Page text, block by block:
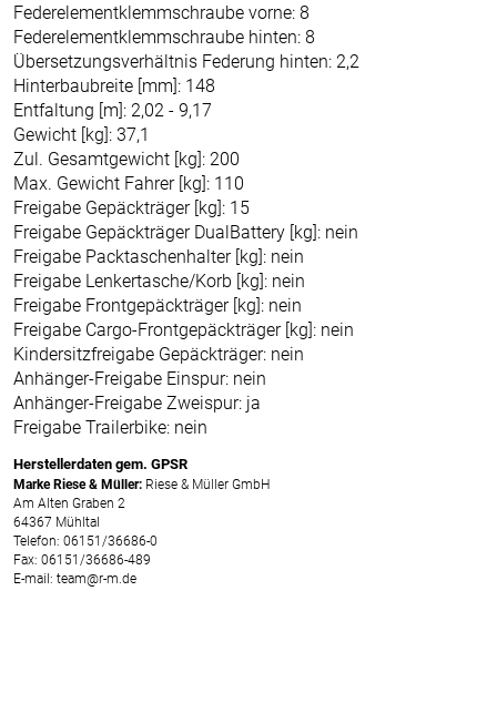
Federelementklemmschraube vorne: 8
Federelementklemmschraube hinten: 8
Übersetzungsverhältnis Federung hinten: 2,2
Hinterbaubreite [mm]: 148
Entfaltung [m]: 2,02 - 9,17
Gewicht [kg]: 37,1
Zul. Gesamtgewicht [kg]: 200
Max. Gewicht Fahrer [kg]: 110
Freigabe Gepäckträger [kg]: 15
Freigabe Gepäckträger DualBattery [kg]: nein
Freigabe Packtaschenhalter [kg]: nein
Freigabe Lenkertasche/Korb [kg]: nein
Freigabe Frontgepäckträger [kg]: nein
Freigabe Cargo-Frontgepäckträger [kg]: nein
Kindersitzfreigabe Gepäckträger: nein
Anhänger-Freigabe Einspur: nein
Anhänger-Freigabe Zweispur: ja
Freigabe Trailerbike: nein
Herstellerdaten gem. GPSR
Marke Riese & Müller: Riese & Müller GmbH
Am Alten Graben 2
64367 Mühltal
Telefon: 06151/36686-0
Fax: 06151/36686-489
E-mail: team@r-m.de